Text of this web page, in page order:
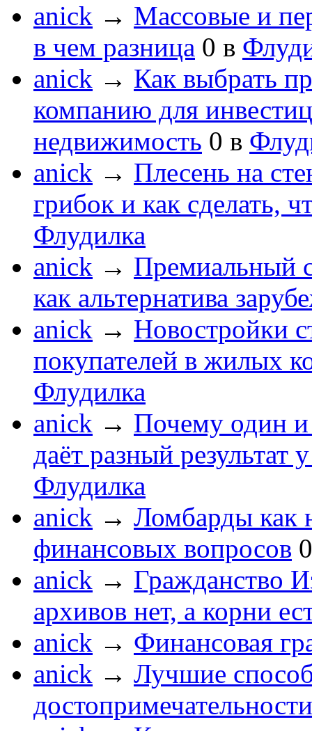
anick → Массовые и
в чем разница 0 в
anick → Как выбрать
компанию для
недвижимость 0 в
anick → Плесень на
грибок и как сделать,
Флудилка
anick → Премиальный
как альтернатива
anick → Новостройки
покупателей в жилых
Флудилка
anick → Почему один и
даёт разный результат
Флудилка
anick → Ломбарды как
финансовых вопросов 0
anick → Гражданство
архивов нет, а корни
anick → Финансовая
anick → Лучшие